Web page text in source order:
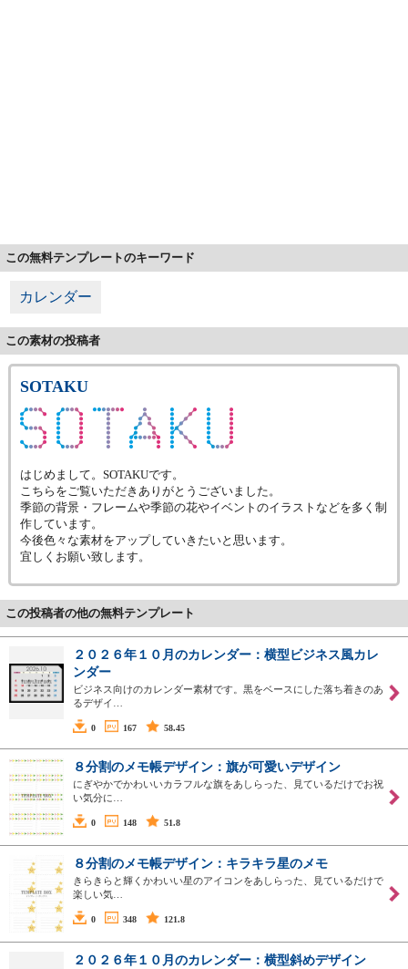
この無料テンプレートのキーワード
カレンダー
この素材の投稿者
SOTAKU
はじめまして。SOTAKUです。
こちらをご覧いただきありがとうございました。
季節の背景・フレームや季節の花やイベントのイラストなどを多く制
作しています。
今後色々な素材をアップしていきたいと思います。
宜しくお願い致します。
この投稿者の他の無料テンプレート
２０２６年１０月のカレンダー：横型ビジネス風カレ
ンダー
ビジネス向けのカレンダー素材です。黒をベースにした落ち着きのあ
るデザイ…
0 167 58.45
８分割のメモ帳デザイン：旗が可愛いデザイン
にぎやかでかわいいカラフルな旗をあしらった、見ているだけでお祝
い気分に…
0 148 51.8
８分割のメモ帳デザイン：キラキラ星のメモ
きらきらと輝くかわいい星のアイコンをあしらった、見ているだけで
楽しい気…
0 348 121.8
２０２６年１０月のカレンダー：横型斜めデザイン